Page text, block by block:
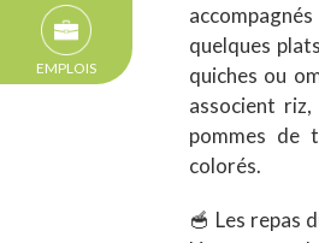
EMPLOIS
quelques
quiches ou
associent
pommes de
colorés.
🥣 Les repas